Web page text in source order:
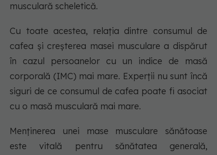
musculară scheletică.
Cu toate acestea, relația dintre consumul de
cafea și creșterea masei musculare a dispărut
în cazul persoanelor cu un indice de masă
corporală (IMC) mai mare. Experții nu sunt încă
siguri de ce consumul de cafea poate fi asociat
cu o masă musculară mai mare.
Menținerea unei mase musculare sănătoase
este vitală pentru sănătatea generală,